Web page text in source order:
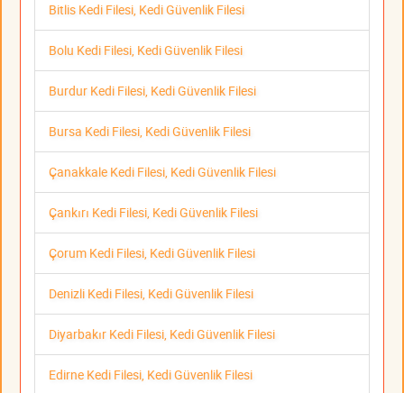
Bitlis Kedi Filesi, Kedi Güvenlik Filesi
Bolu Kedi Filesi, Kedi Güvenlik Filesi
Burdur Kedi Filesi, Kedi Güvenlik Filesi
Bursa Kedi Filesi, Kedi Güvenlik Filesi
Çanakkale Kedi Filesi, Kedi Güvenlik Filesi
Çankırı Kedi Filesi, Kedi Güvenlik Filesi
Çorum Kedi Filesi, Kedi Güvenlik Filesi
Denizli Kedi Filesi, Kedi Güvenlik Filesi
Diyarbakır Kedi Filesi, Kedi Güvenlik Filesi
Edirne Kedi Filesi, Kedi Güvenlik Filesi